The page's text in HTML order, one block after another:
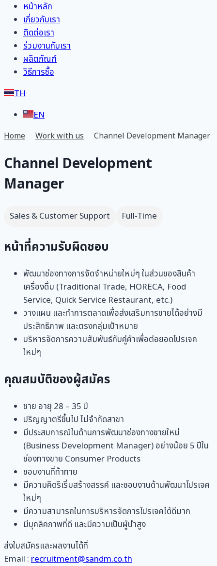
หน้าหลัก
เกี่ยวกับเรา
ติดต่อเรา
ร่วมงานกับเรา
ผลิตภัณฑ์
วิธีการซื้อ
TH
EN
Home Work with us Channel Development Manager
Channel Development
Manager
Sales & Customer Support Full-Time
หน้าที่ความรับผิดชอบ
พัฒนาช่องทางการจัดจำหน่ายใหม่ๆ ในส่วนของสินค้า
เครื่องดื่ม (Traditional Trade, HORECA, Food
Service, Quick Service Restaurant, etc.)
วางแผน และทำการตลาดเพื่อส่งเสริมการขายได้อย่างมี
ประสิทธิภาพ และตรงกลุ่มเป้าหมาย
บริหารจัดการความสัมพันธ์กับคู่ค้าเพื่อต่อยอดโปรเจค
ใหม่ๆ
คุณสมบัติของผู้สมัคร
ชาย อายุ 28 – 35 ปี
ปริญญาตรีขึ้นไป ไม่จำกัดสาขา
มีประสบการณ์ในด้านการพัฒนาช่องทางขายใหม่
(Business Development Manager) อย่างน้อย 5 ปีใน
ช่องทางขาย Consumer Products
ชอบงานที่ท้าทาย
มีความคิดริเริ่มสร้างสรรค์ และชอบงานด้านพัฒนาโปรเจค
ใหม่ๆ
มีความสามารถในการบริหารจัดการโปรเจคได้ดีมาก
มีบุคลิคภาพที่ดี และมีความเป็นผู้นำสูง
ส่งใบสมัครและผลงานได้ที่
Email :recruitment@sandm.co.th